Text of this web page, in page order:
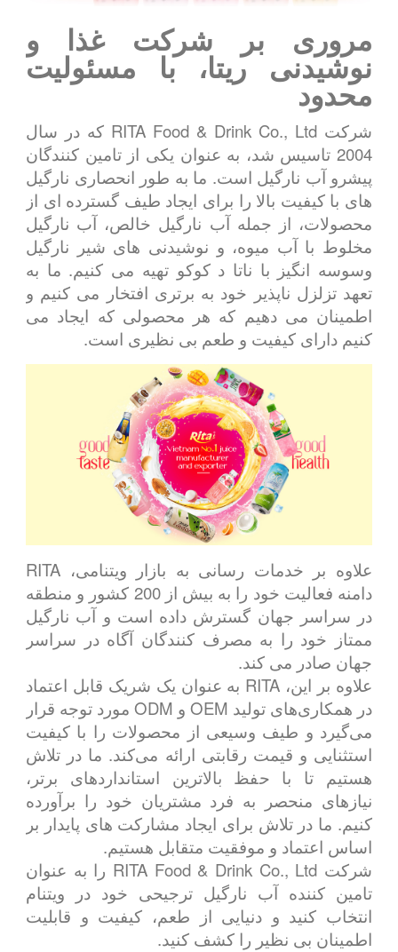
مروری بر شرکت غذا و
نوشیدنی ریتا، با مسئولیت
محدود
شرکت RITA Food & Drink Co., Ltd که در سال
2004 تاسیس شد، به عنوان یکی از تامین کنندگان
پیشرو آب نارگیل است. ما به طور انحصاری نارگیل
های با کیفیت بالا را برای ایجاد طیف گسترده ای از
محصولات، از جمله آب نارگیل خالص، آب نارگیل
مخلوط با آب میوه، و نوشیدنی های شیر نارگیل
وسوسه انگیز با ناتا د کوکو تهیه می کنیم. ما به
تعهد تزلزل ناپذیر خود به برتری افتخار می کنیم و
اطمینان می دهیم که هر محصولی که ایجاد می
کنیم دارای کیفیت و طعم بی نظیری است.
علاوه بر خدمات رسانی به بازار ویتنامی، RITA
دامنه فعالیت خود را به بیش از 200 کشور و منطقه
در سراسر جهان گسترش داده است و آب نارگیل
ممتاز خود را به مصرف کنندگان آگاه در سراسر
جهان صادر می کند.
علاوه بر این، RITA به عنوان یک شریک قابل اعتماد
در همکاری‌های تولید OEM و ODM مورد توجه قرار
می‌گیرد و طیف وسیعی از محصولات را با کیفیت
استثنایی و قیمت رقابتی ارائه می‌کند. ما در تلاش
هستیم تا با حفظ بالاترین استانداردهای برتر،
نیازهای منحصر به فرد مشتریان خود را برآورده
کنیم. ما در تلاش برای ایجاد مشارکت های پایدار بر
اساس اعتماد و موفقیت متقابل هستیم.
شرکت RITA Food & Drink Co., Ltd را به عنوان
تامین کننده آب نارگیل ترجیحی خود در ویتنام
انتخاب کنید و دنیایی از طعم، کیفیت و قابلیت
اطمینان بی نظیر را کشف کنید.